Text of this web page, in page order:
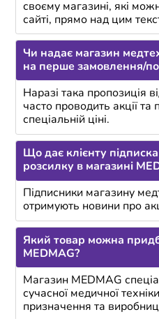
своєму магазині, які
сайті, прямо над цим
Чи надає магазин
на перше замовлення/
Наразі така пропозиція
часто проводить акції
спеціальній ціні.
Що дає клієнту
розсилку в магазині
Підписники магазину
отримують новини про
Який товар можна
MEDMAG?
Магазин MEDMAG
сучасної медичної
призначення та